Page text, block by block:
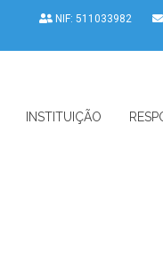
NIF: 511033982
INSTITUIÇÃO